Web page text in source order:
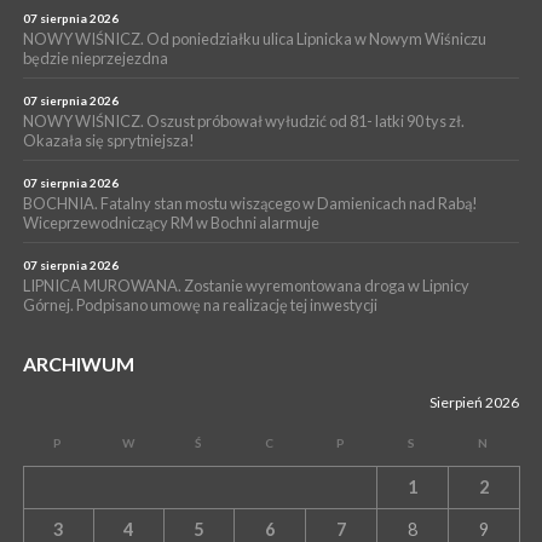
05 sierpnia 2026
GMINA DRWINIA. 45 dzieci będzie się uczyć pływać. Zajęcia
ruszą we wrześniu
07 sierpnia 2026
NOWY WIŚNICZ. Od poniedziałku ulica Lipnicka w Nowym Wiśniczu
będzie nieprzejezdna
07 sierpnia 2026
NOWY WIŚNICZ. Oszust próbował wyłudzić od 81- latki 90 tys zł.
Okazała się sprytniejsza!
07 sierpnia 2026
BOCHNIA. Fatalny stan mostu wiszącego w Damienicach nad Rabą!
Wiceprzewodniczący RM w Bochni alarmuje
07 sierpnia 2026
LIPNICA MUROWANA. Zostanie wyremontowana droga w Lipnicy
Górnej. Podpisano umowę na realizację tej inwestycji
ARCHIWUM
Sierpień 2026
P W Ś C P S N
1 2
3 4 5 6 7 8 9